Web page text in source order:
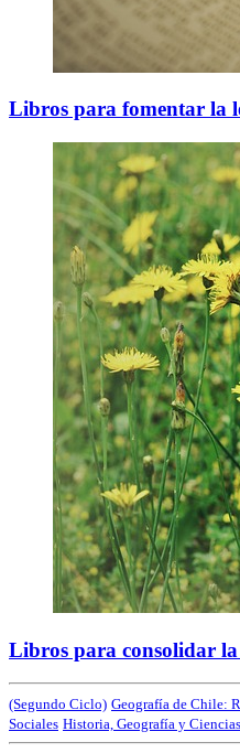
Libros para fomentar la
Libros para consolidar la
(Segundo Ciclo) Geografía de Chile:
Sociales Historia, Geografía y